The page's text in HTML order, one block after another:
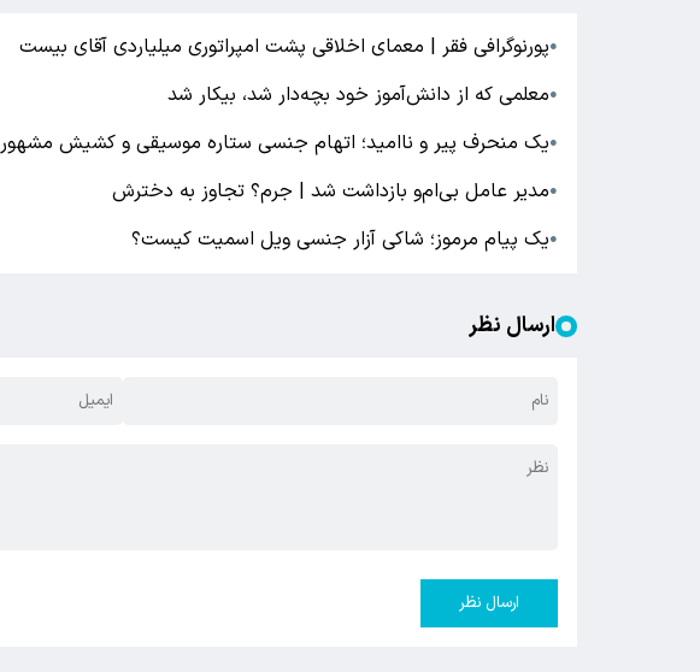
●پورنوگرافی فقر | معمای اخلاقی پشت امپراتوری میلیاردی آقای بیست
●معلمی که از دانش‌آموز خود بچه‌دار شد، بیکار شد
●یک منحرف پیر و ناامید؛ اتهام جنسی ستاره موسیقی و کشیش مشهور
●مدیر عامل بی‌ام‌و بازداشت شد | جرم؟ تجاوز به دخترش
●یک پیام مرموز؛ شاکی آزار جنسی ویل اسمیت کیست؟
ارسال نظر
ارسال نظر